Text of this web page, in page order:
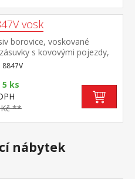
vosk
borovice, voskované
s kovovými pojezdy,
rozměr zásuvky (š/h/v) 27,9
cm bez výsuvu pro klávesnici
5 ks
**
nábytek